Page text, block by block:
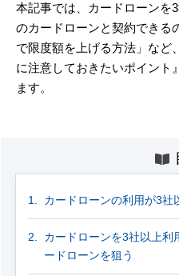
本記事では、カードローンを
のカードローンと契約できる
で限度額を上げる方法」など
に注意しておきたいポイント
ます。
カードローンの利用が3社
カードローンを3社以上利
ードローンを狙う